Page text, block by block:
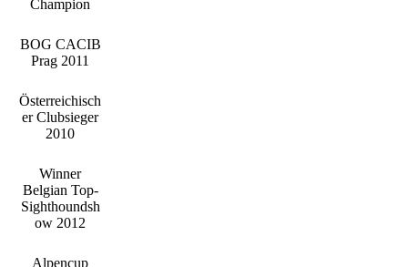
Champion
BOG CACIB
Prag 2011
Österreichisch
er Clubsieger
2010
Winner
Belgian Top-
Sighthoundsh
ow 2012
Alpencup